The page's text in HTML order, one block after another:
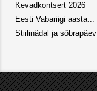
Kevadkontsert 2026
Eesti Vabariigi aasta...
Stiilinädal ja sõbrapäev